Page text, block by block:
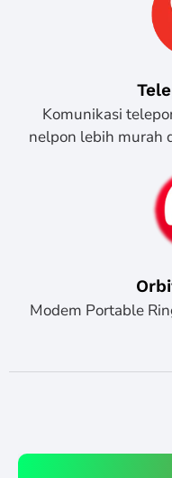
Komunikasi
nelpon lebih murah
Modem Portable